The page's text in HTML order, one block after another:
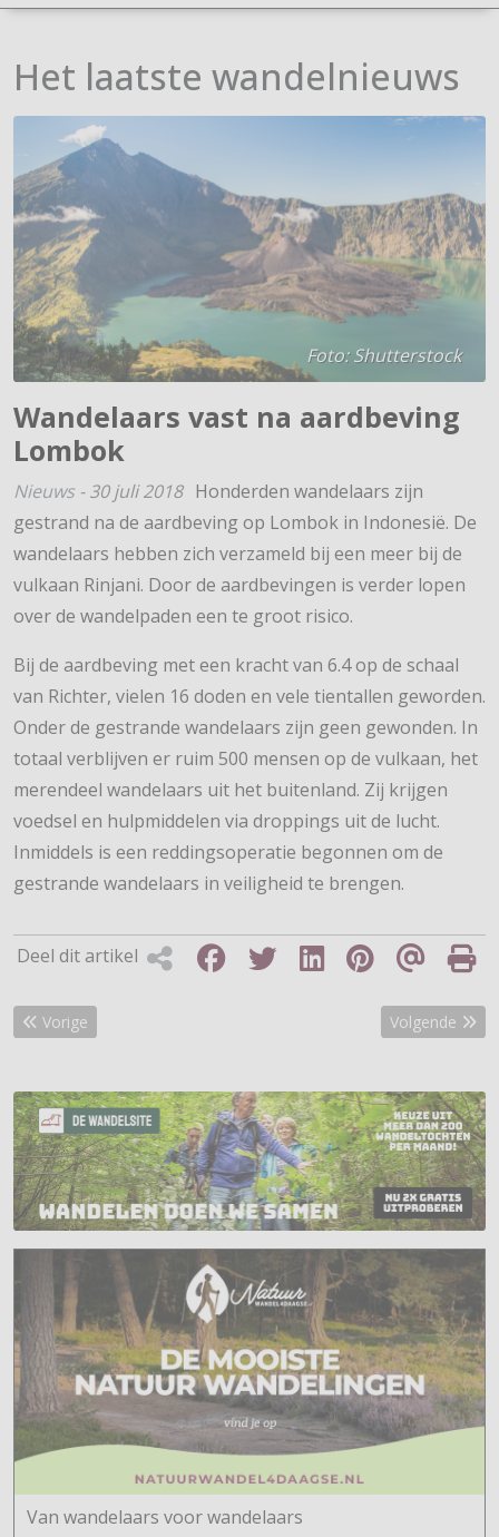
Het laatste wandelnieuws
Foto: Shutterstock
Wandelaars vast na aardbeving
Lombok
Nieuws -30 juli 2018 Honderden wandelaars zijn
gestrand na de aardbeving op Lombok in Indonesië. De
wandelaars hebben zich verzameld bij een meer bij de
vulkaan Rinjani. Door de aardbevingen is verder lopen
over de wandelpaden een te groot risico.
Bij de aardbeving met een kracht van 6.4 op de schaal
van Richter, vielen 16 doden en vele tientallen geworden.
Onder de gestrande wandelaars zijn geen gewonden. In
totaal verblijven er ruim 500 mensen op de vulkaan, het
merendeel wandelaars uit het buitenland. Zij krijgen
voedsel en hulpmiddelen via droppings uit de lucht.
Inmiddels is een reddingsoperatie begonnen om de
gestrande wandelaars in veiligheid te brengen.
Deel dit artikel
Vorig artikel: Wandelaars dalen af van vulkaan
Vorige Volgende
Volgende
Van wandelaars voor wandelaars